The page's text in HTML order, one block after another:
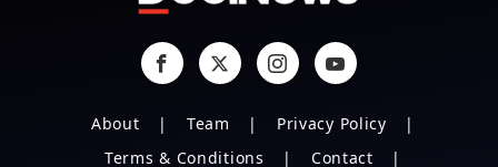
About Team
Privacy Policy
Terms & Conditions
Contact